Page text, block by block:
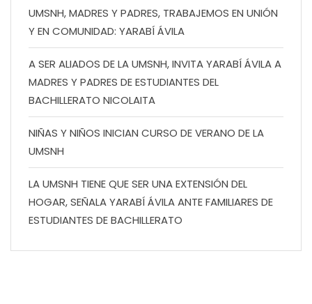
UMSNH, MADRES Y PADRES, TRABAJEMOS EN UNIÓN
Y EN COMUNIDAD: YARABÍ ÁVILA
A SER ALIADOS DE LA UMSNH, INVITA YARABÍ ÁVILA A
MADRES Y PADRES DE ESTUDIANTES DEL
BACHILLERATO NICOLAITA
NIÑAS Y NIÑOS INICIAN CURSO DE VERANO DE LA
UMSNH
LA UMSNH TIENE QUE SER UNA EXTENSIÓN DEL
HOGAR, SEÑALA YARABÍ ÁVILA ANTE FAMILIARES DE
ESTUDIANTES DE BACHILLERATO